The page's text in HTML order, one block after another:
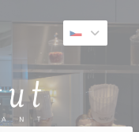
okně))
v novém okně))